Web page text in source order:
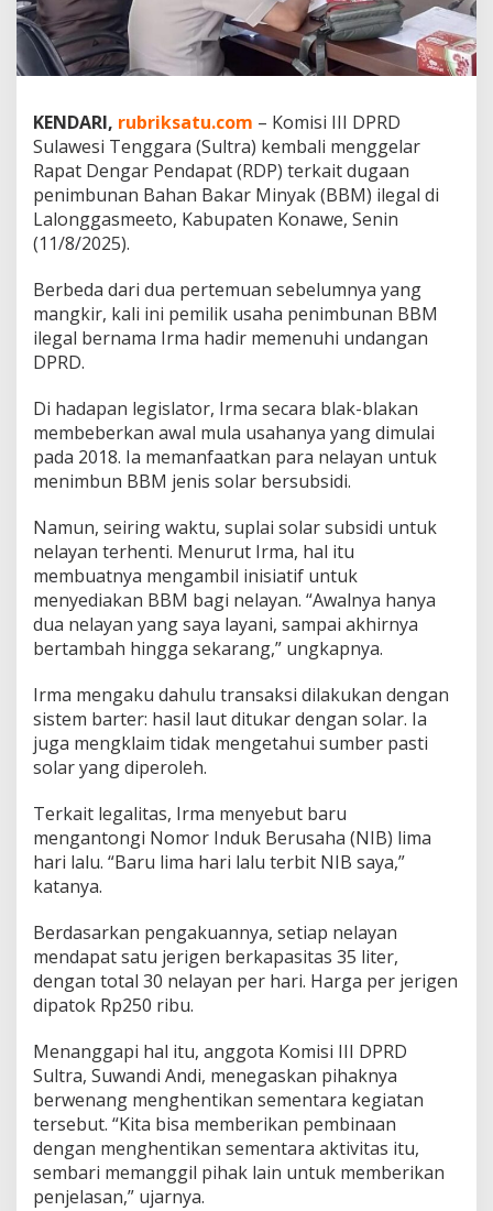
o
g
g
m
e
e
t
o
A
U
s
a
S
e
j
a
k
0
1
8
B
a
r
K
a
n
t
o
g
i
N
I
H
a
r
i
KENDARI, rubriksatu.com – Komisi III DPRD
Sulawesi Tenggara (Sultra) kembali menggelar
Rapat Dengar Pendapat (RDP) terkait dugaan
penimbunan Bahan Bakar Minyak (BBM) ilegal di
Lalonggasmeeto, Kabupaten Konawe, Senin
(11/8/2025).
Berbeda dari dua pertemuan sebelumnya yang
mangkir, kali ini pemilik usaha penimbunan BBM
ilegal bernama Irma hadir memenuhi undangan
DPRD.
Di hadapan legislator, Irma secara blak-blakan
membeberkan awal mula usahanya yang dimulai
pada 2018. Ia memanfaatkan para nelayan untuk
menimbun BBM jenis solar bersubsidi.
Namun, seiring waktu, suplai solar subsidi untuk
nelayan terhenti. Menurut Irma, hal itu
membuatnya mengambil inisiatif untuk
menyediakan BBM bagi nelayan. “Awalnya hanya
dua nelayan yang saya layani, sampai akhirnya
bertambah hingga sekarang,” ungkapnya.
Irma mengaku dahulu transaksi dilakukan dengan
sistem barter: hasil laut ditukar dengan solar. Ia
juga mengklaim tidak mengetahui sumber pasti
solar yang diperoleh.
Terkait legalitas, Irma menyebut baru
mengantongi Nomor Induk Berusaha (NIB) lima
hari lalu. “Baru lima hari lalu terbit NIB saya,”
katanya.
Berdasarkan pengakuannya, setiap nelayan
mendapat satu jerigen berkapasitas 35 liter,
dengan total 30 nelayan per hari. Harga per jerigen
dipatok Rp250 ribu.
Menanggapi hal itu, anggota Komisi III DPRD
Sultra, Suwandi Andi, menegaskan pihaknya
berwenang menghentikan sementara kegiatan
tersebut. “Kita bisa memberikan pembinaan
dengan menghentikan sementara aktivitas itu,
sembari memanggil pihak lain untuk memberikan
penjelasan,” ujarnya.